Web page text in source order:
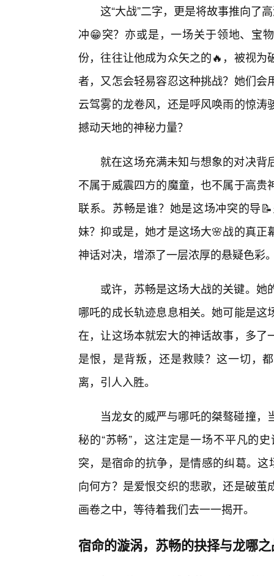
这“大战”二字，更是将故事推向了
冲😁突？亦或是，一场关于领地、宝
份，往往让他成为众矢之的🔥，被视
者，又怎会轻易容忍这种挑战？她们
云驾雾的龙卷风，还是呼风唤雨的惊
撼动天地的神秘力量？
就在这场充满未知与想象的对决
不属于威震四方的魔童，也不属于高
联系。苏畅是谁？她是这场冲突的导
妹？抑或是，她才是这场大🌸战的真
神话对决，增添了一层浓厚的悬疑色彩
或许，苏畅是这场大战的关键。
哪吒的成长轨迹息息相关。她可能是
在，让这场本就宏大的神话故事，多
是恨，是背叛，还是救赎？这一切，
离，引人入胜。
当龙女的威严与哪吒的桀骜碰撞
秘的“苏畅”，这注定是一场不平凡的
突，是宿命的抗争，是情感的纠葛。
向何方？是爱恨交织的悲歌，还是破
画卷之中，等待着我们去一一揭开。
宿命的漩涡，苏畅的抉择与龙哪